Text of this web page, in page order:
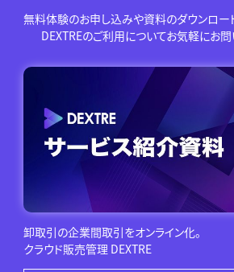
無料体験のお申し込みや資料のダウンロー
DEXTREのご利用についてお気軽にお問
卸取引の企業間取引をオンライン化。
クラウド販売管理 DEXTRE